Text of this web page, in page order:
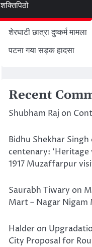
शक्तिपिठो
शेरघाटी छात्रा दुष्कर्म मामला
पटना गया सड़क हादसा
Recent
Shubham Raj on
Bidhu Shekhar Singh
centenary: ‘Heritage
1917 Muzaffarpur
Saurabh Tiwary on
Mart – Nagar
Halderon
City Proposal for